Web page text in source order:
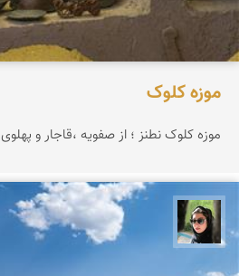
موزه کلوک
موزه کلوک نطنز ؛ از صفویه ،قاجار و پهلوی
سپیده اصلان